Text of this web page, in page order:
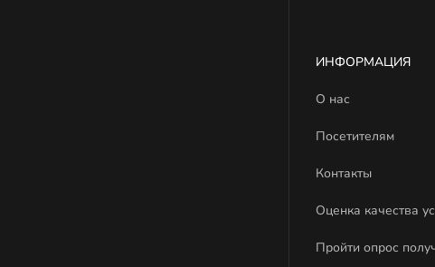
ИНФОРМАЦИЯ
О нас
Посетителям
Контакты
Оценка качества
Пройти опрос